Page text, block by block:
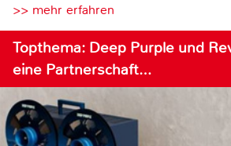
>> mehr erfahren
Topthema: Deep Purple und
eine Partnerschaft…